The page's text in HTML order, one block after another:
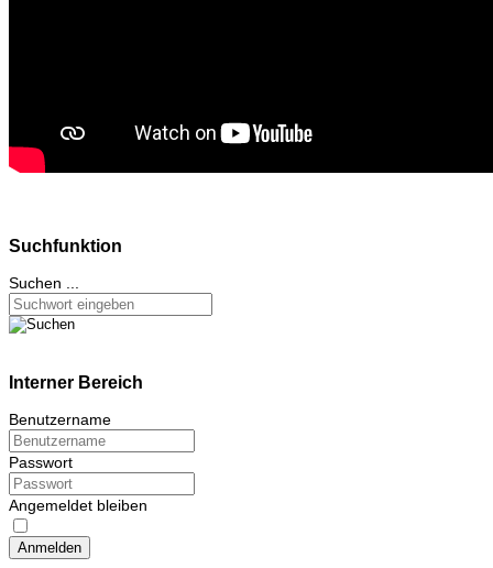
Suchfunktion
Suchen ...
Interner Bereich
Benutzername
Passwort
Angemeldet bleiben
Anmelden